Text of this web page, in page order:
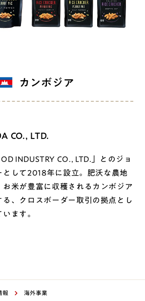
カンボジア
CO., LTD.
INDUSTRY CO., LTD.」とのジョ
として2018年に設立。肥沃な農地
お米が豊富に収穫されるカンボジア
る、クロスボーダー取引の拠点とし
ます。
報 海外事業